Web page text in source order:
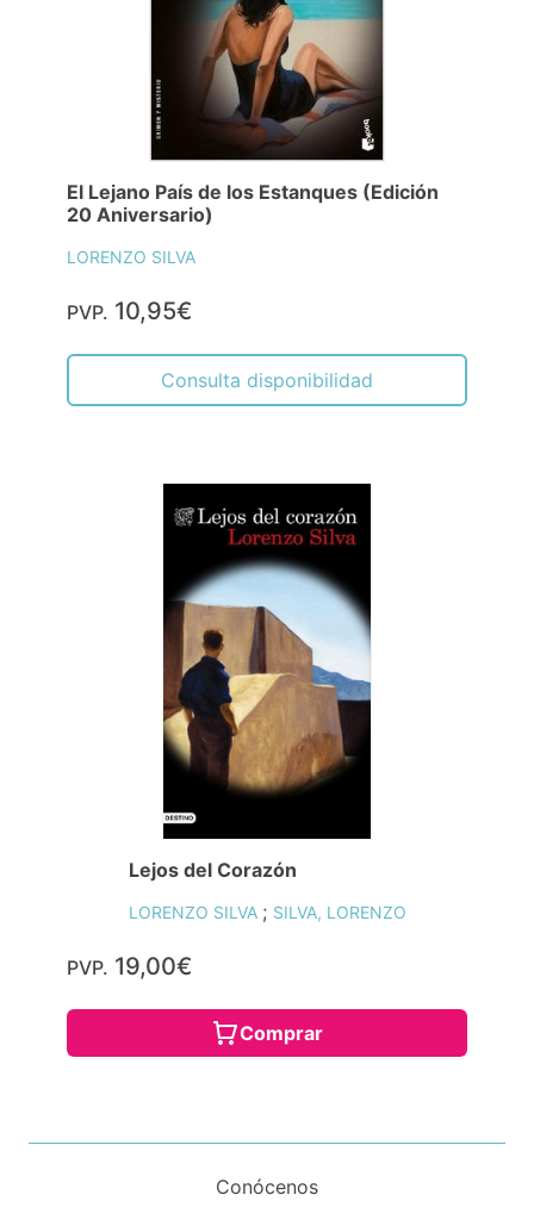
El Lejano País de los Estanques (Edición
20 Aniversario)
LORENZO SILVA
PVP. 10,95€
Consulta disponibilidad
Lejos del Corazón
LORENZO SILVA ; SILVA, LORENZO
PVP. 19,00€
Comprar
Conócenos